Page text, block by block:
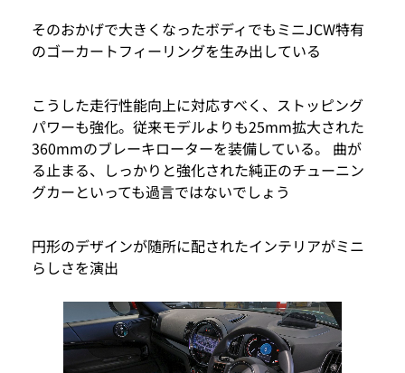
そのおかげで大きくなったボディでもミニJCW特有
のゴーカートフィーリングを生み出している
こうした走行性能向上に対応すべく、ストッピング
パワーも強化。従来モデルよりも25mm拡大された
360mmのブレーキローターを装備している。 曲が
る止まる、しっかりと強化された純正のチューニン
グカーといっても過言ではないでしょう
円形のデザインが随所に配されたインテリアがミニ
らしさを演出